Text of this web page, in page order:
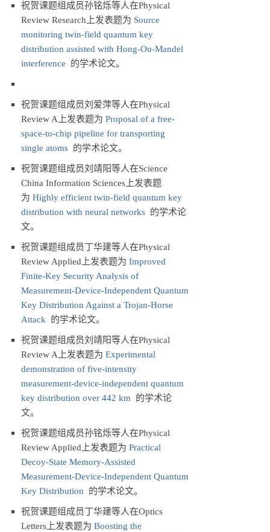
祝贺课题组成员孙铭烁等人在Physical
Review Research上发表题为 Source
monitoring twin-field quantum key
distribution assisted with Hong-Ou-Mandel
interference 的学术论文。
祝贺课题组成员刘爱萍等人在Physical
Review A上发表题为 Proposal of a free-
space-to-chip pipeline for transporting
single atoms 的学术论文。
祝贺课题组成员刘靖阳等人在Science
China Information Sciences上发表题
为 Highly efficient twin-field quantum key
distribution with neural networks 的学术论
文。
祝贺课题组成员丁华建等人在Physical
Review Applied上发表题为 Improved
Finite-Key Security Analysis of
Measurement-Device-Independent Quantum
Key Distribution Against a Trojan-Horse
Attack 的学术论文。
祝贺课题组成员刘靖阳等人在Physical
Review A上发表题为 Experimental
demonstration of five-intensity
measurement-device-independent quantum
key distribution over 442 km 的学术论
文。
祝贺课题组成员孙铭烁等人在Physical
Review Applied上发表题为 Practical
Decoy-State Memory-Assisted
Measurement-Device-Independent Quantum
Key Distribution 的学术论文。
祝贺课题组成员丁华建等人在Optics
Letters上发表题为 Boosting the